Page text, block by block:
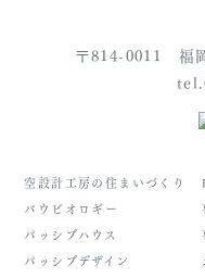
〒814-0011 福
空設計工房の住まいづくり
バウビオロギー
パッシブハウス
パッシブデザイン